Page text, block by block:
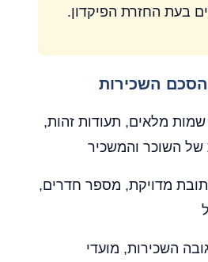
בעת החזרת הפיקדון.
השכירות
שמות מלאים, תעודות זהות,
של השוכר והמשכיר
מדויקת, מספר חדרים,
השכירות, מועדי